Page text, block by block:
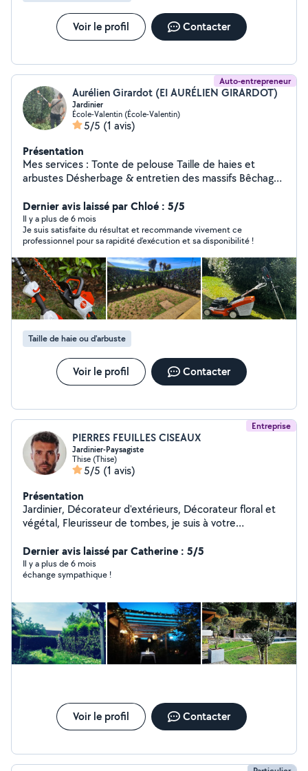
Voir le profil Contacter
Auto-entrepreneur
Aurélien Girardot (EI AURÉLIEN GIRARDOT)
Jardinier
École-Valentin (École-Valentin)
5/5 (1 avis)
Présentation
Mes services : Tonte de pelouse Taille de haies et
arbustes Désherbage & entretien des massifs Bêchage,
Évacuation des déchets verts Avantage client : profitez
de l'avance immédiate de 50 % du crédit d'impôt sur le
montant de mes prestations.
Dernier avis laissé par Chloé : 5/5
Il y a plus de 6 mois
Je suis satisfaite du résultat et recommande vivement ce
professionnel pour sa rapidité d’exécution et sa disponibilité !
Taille de haie ou d'arbuste
Voir le profil Contacter
Entreprise
PIERRES FEUILLES CISEAUX
Jardinier-Paysagiste
Thise (Thise)
5/5 (1 avis)
Présentation
Jardinier, Décorateur d'extérieurs, Décorateur floral et
végétal, Fleurisseur de tombes, je suis à votre
jardins, de terrasses, de balcons, etc N'hésitez pas à me
solliciter afin de parler de vos envies de vert ! Vous
pouvez également retrouver mes diverses réalisations
Floralement, Cédric Michel, dirigeant de Pierres Feuilles
Ciseaux
Dernier avis laissé par Catherine : 5/5
Il y a plus de 6 mois
échange sympathique !
Voir le profil Contacter